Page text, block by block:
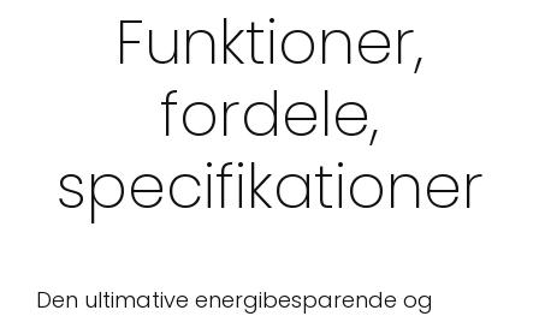
Funktioner,
fordele,
specifikationer
Den ultimative energibesparende og